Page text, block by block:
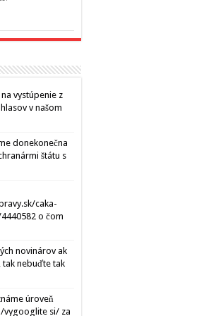
vystúpenie z
v našom
donekonečna
štátu s
caka-
o čom
novinárov ak
tak nebuďte tak
úroveň
vygooglite si/ za